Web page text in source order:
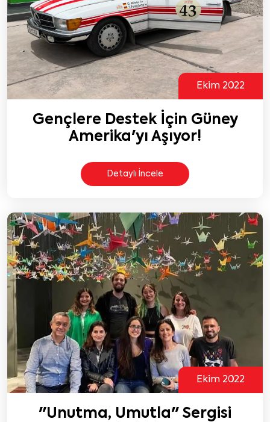
Ekim 2022
Gençlere Destek İçin Güney
Amerika'yı Aşıyor!
Detaylı İncele
Ekim 2022
"Unutma, Umutla" Sergisi